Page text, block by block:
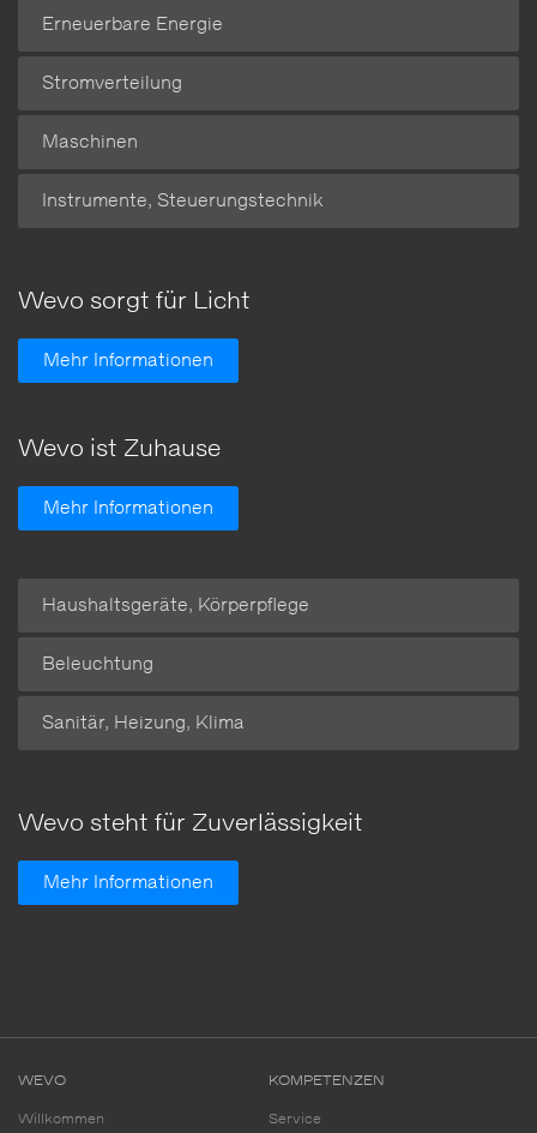
Erneuerbare Energie
Stromverteilung
Maschinen
Instrumente, Steuerungstechnik
Wevo sorgt für Licht
Mehr Informationen
Wevo ist Zuhause
Mehr Informationen
Haushaltsgeräte, Körperpflege
Beleuchtung
Sanitär, Heizung, Klima
Wevo steht für Zuverlässigkeit
Mehr Informationen
WEVO
Willkommen
KOMPETENZEN
Service